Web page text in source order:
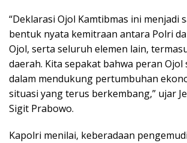
“Deklarasi Ojol Kamtibmas ini menjadi
bentuk nyata kemitraan antara Polri
Ojol, serta seluruh elemen lain,
daerah. Kita sepakat bahwa peran
dalam mendukung pertumbuhan
situasi yang terus berkembang,” ujar
Sigit Prabowo.
Kapolri menilai, keberadaan